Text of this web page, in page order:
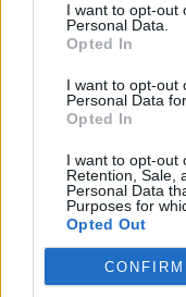
I want to opt-out
Personal Data.
Opted In
I want to opt-out
Personal Data
Opted In
I want to opt-out
Retention, Sale,
Personal Data
Purposes for
Opted Out
CONFIRM
Θέσεις Εργασίας ανά
Θέσεις Εργασίας ανά
Υπηρεσίες
Καταχώρηση Online